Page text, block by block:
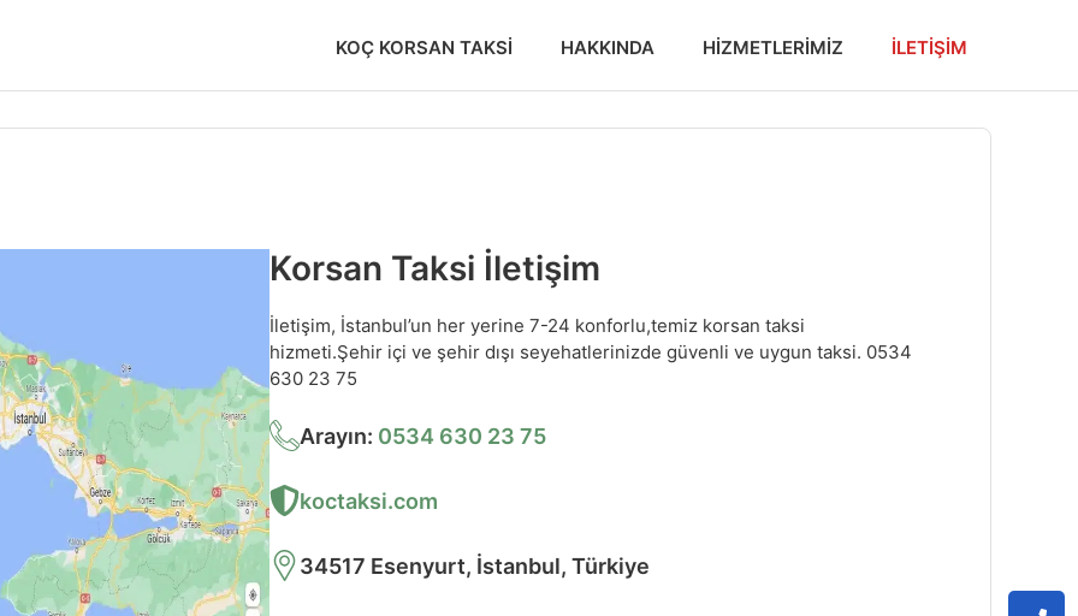
KOÇ KORSAN TAKSI HAKKINDA HIZMETLERIMIZ İLETIŞIM
Korsan Taksi İletişim
İletişim, İstanbul’un her yerine 7-24 konforlu,temiz korsan taksi
hizmeti.Şehir içi ve şehir dışı seyehatlerinizde güvenli ve uygun taksi. 0534
630 23 75
Arayın: 0534 630 23 75
koctaksi.com
34517 Esenyurt, İstanbul, Türkiye